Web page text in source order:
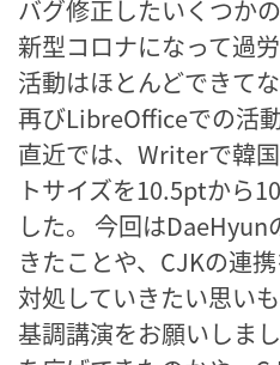
バグ修正したいくつか
新型コロナになって過
活動はほとんどできて
再びLibreOfficeでの活
直近では、Writerで韓
トサイズを10.5ptから
した。 今回は
きたことや、CJKの連
対処していきたい思い
基調講演をお願いしま